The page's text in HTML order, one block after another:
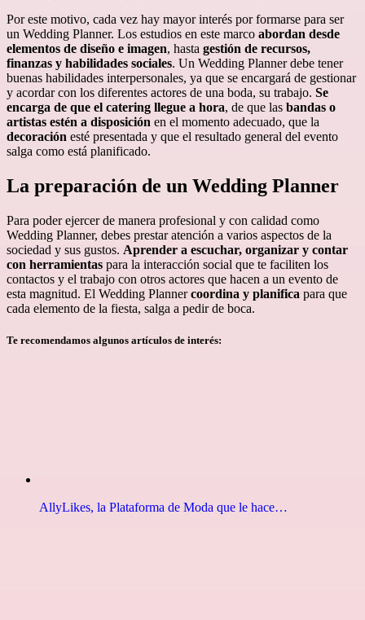
Por este motivo, cada vez hay mayor interés por formarse para ser
un Wedding Planner. Los estudios en este marco abordan desde
elementos de diseño e imagen, hasta gestión de recursos,
finanzas y habilidades sociales. Un Wedding Planner debe tener
buenas habilidades interpersonales, ya que se encargará de gestionar
y acordar con los diferentes actores de una boda, su trabajo. Se
encarga de que el catering llegue a hora, de que las bandas o
artistas estén a disposición en el momento adecuado, que la
decoración esté presentada y que el resultado general del evento
salga como está planificado.
La preparación de un Wedding Planner
Para poder ejercer de manera profesional y con calidad como
Wedding Planner, debes prestar atención a varios aspectos de la
sociedad y sus gustos. Aprender a escuchar, organizar y contar
con herramientas para la interacción social que te faciliten los
contactos y el trabajo con otros actores que hacen a un evento de
esta magnitud. El Wedding Plannercoordina y planifica para que
cada elemento de la fiesta, salga a pedir de boca.
Te recomendamos algunos artículos de interés:
AllyLikes, la Plataforma de Moda que le hace…